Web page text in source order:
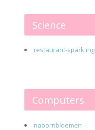
Science
restaurant-sparkling
Computers
nabornbloemen